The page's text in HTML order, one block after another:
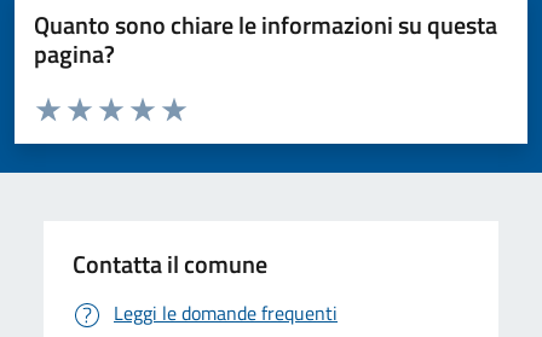
Quanto sono chiare le informazioni su questa
pagina?
Valuta da 1 a 5 stelle la pagina
Valuta 5 stelle su 5
Valuta 4 stelle su 5
Valuta 3 stelle su 5
Valuta 2 stelle su 5
Valuta 1 stelle su 5
Contatta il comune
Leggi le domande frequenti